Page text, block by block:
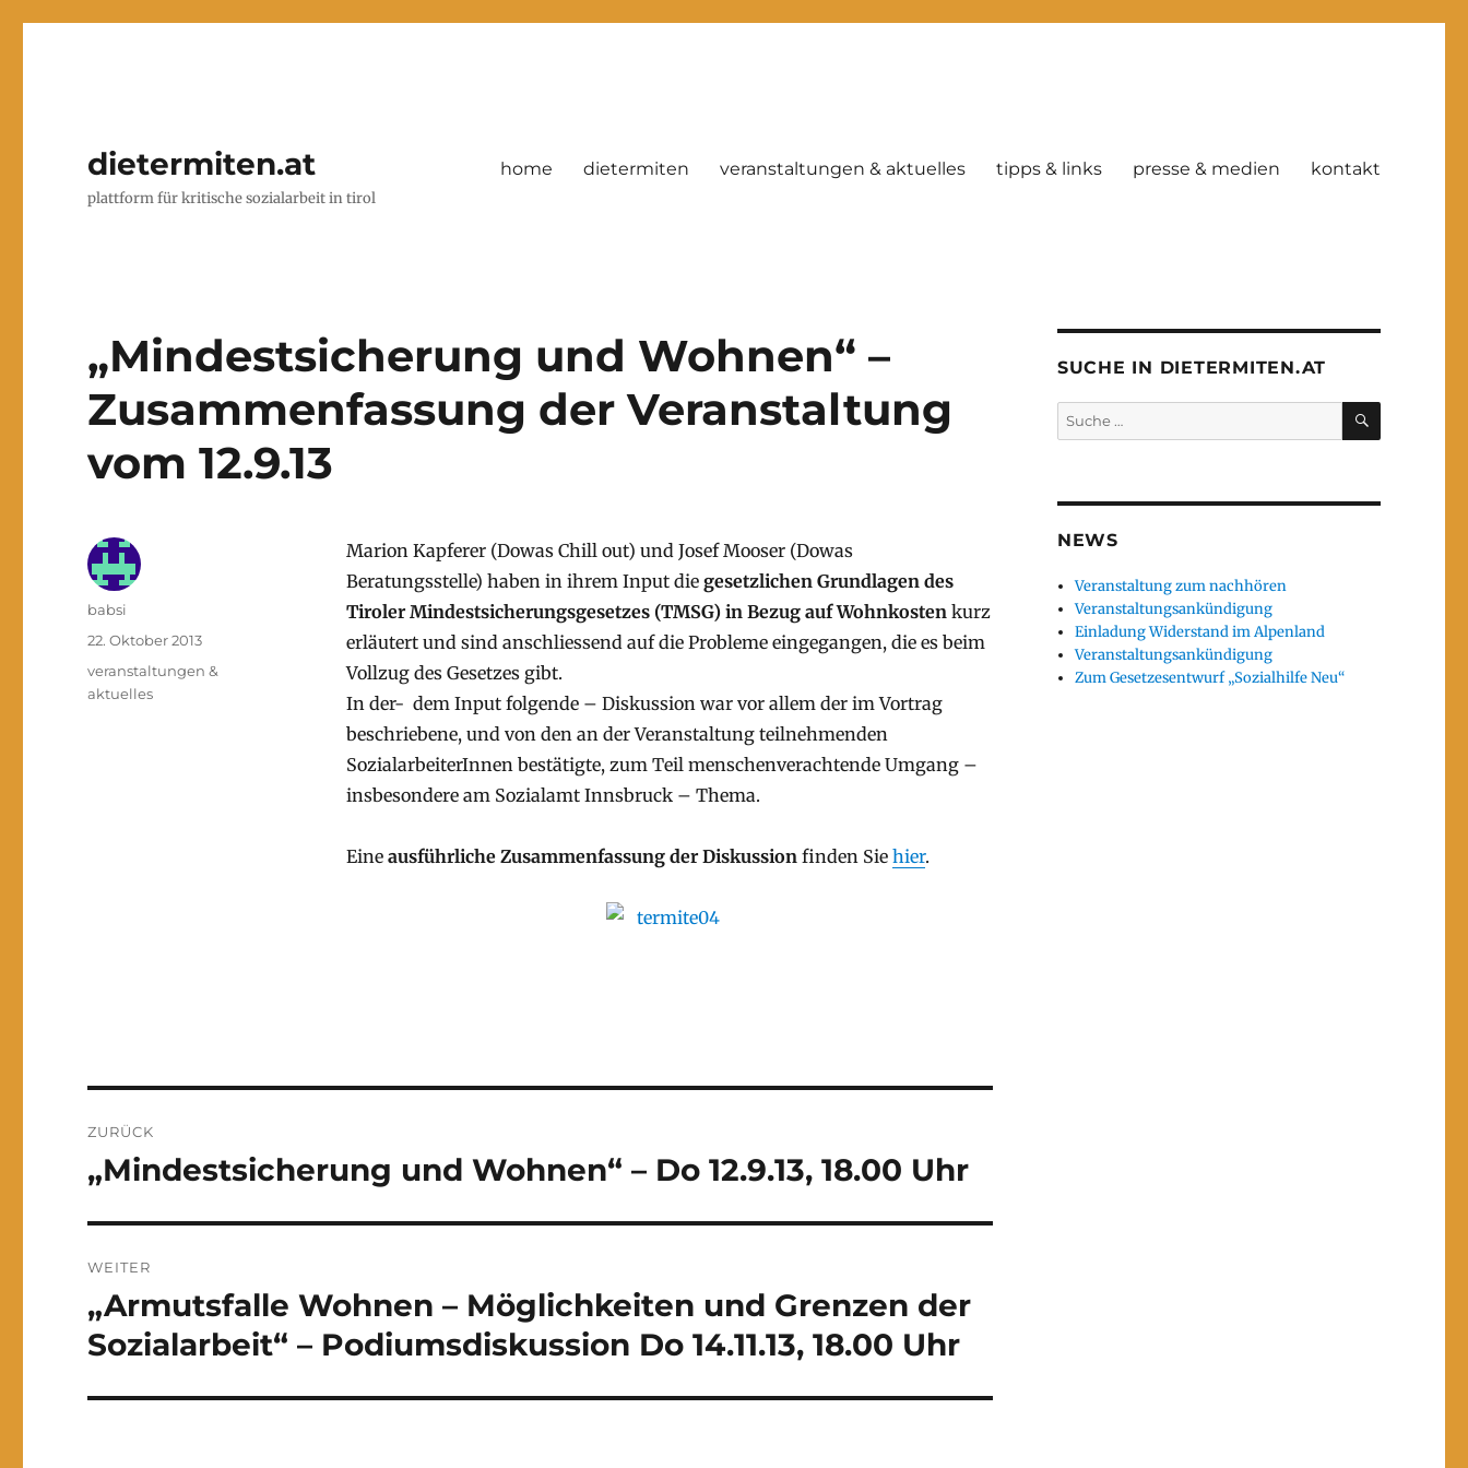
dietermiten.at
plattform für kritische sozialarbeit in tirol
home dietermiten veranstaltungen & aktuelles tipps & links presse & medien kontakt
„Mindestsicherung und Wohnen“ –
Zusammenfassung der Veranstaltung
vom 12.9.13
Marion Kapferer (Dowas Chill out) und Josef Mooser (Dowas
Beratungsstelle) haben in ihrem Input die gesetzlichen Grundlagen des
Tiroler Mindestsicherungsgesetzes (TMSG) in Bezug auf Wohnkostenkurz
erläutert und sind anschliessend auf die Probleme eingegangen, die es beim
Vollzug des Gesetzes gibt.
In der- dem Input folgende – Diskussion war vor allem der im Vortrag
beschriebene, und von den an der Veranstaltung teilnehmenden
SozialarbeiterInnen bestätigte, zum Teil menschenverachtende Umgang –
insbesondere am Sozialamt Innsbruck – Thema.
Eine ausführliche Zusammenfassung der Diskussionfinden Sie hier.
Autor
babsi
Veröffentlicht
22. Oktober 2013
Kategorien
veranstaltungen &
aktuelles
Navigation
ZURÜCK
Vorheriger
„Mindestsicherung und Wohnen“ – Do 12.9.13, 18.00 Uhr
WEITER
Nächster
Beitrag:
„Armutsfalle Wohnen – Möglichkeiten und Grenzen der
Sozialarbeit“ – Podiumsdiskussion Do 14.11.13, 18.00 Uhr
SUCHE IN DIETERMITEN.AT
Suche
nach:
SUCHE
NEWS
Veranstaltung zum nachhören
Veranstaltungsankündigung
Einladung Widerstand im Alpenland
Veranstaltungsankündigung
Zum Gesetzesentwurf „Sozialhilfe Neu“